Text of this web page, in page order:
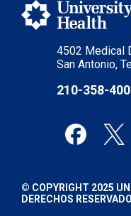
4502 Medical
San Antonio,
210-358-
© COPYRIGHT 2025
DERECHOS